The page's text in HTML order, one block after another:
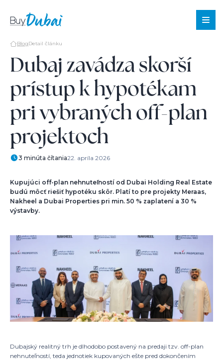
Predaj
Prenájom
Offplan
Dubaji
Blog
Máte
BlogDetail článku
Dubaj zavádza skorší
prístup k hypotékam
pri vybraných off-plan
projektoch
3 minúta čítania22. apríla 2026
Kupujúci off-plan nehnuteľností od Dubai Holding Real Estate
budú môcť riešiť hypotéku skôr. Platí to pre projekty Meraas,
Nakheel a Dubai Properties pri min. 50 % zaplatení a 30 %
výstavby.
Dubajský realitný trh je dlhodobo postavený na predaji tzv. off-plan
nehnuteľností, teda jednotiek kupovaných ešte pred dokončením